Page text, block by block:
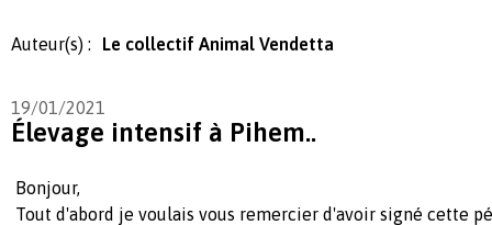
Auteur(s) : Le collectif Animal Vendetta
19/01/2021
Élevage intensif à Pihem..
Bonjour,
Tout d'abord je voulais vous remercier d'avoir signé cette